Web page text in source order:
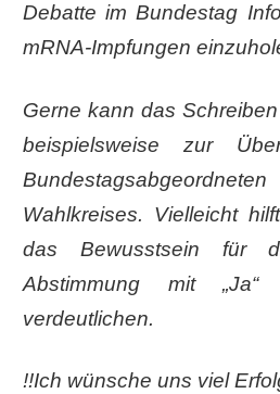
Debatte im Bundestag
mRNA-Impfungen
Gerne kann das
beispielsweise zur
Wahlkreises. Vielleicht
das Bewusstsein für
Abstimmung mit
verdeutlichen.
!!Ich wünsche uns viel